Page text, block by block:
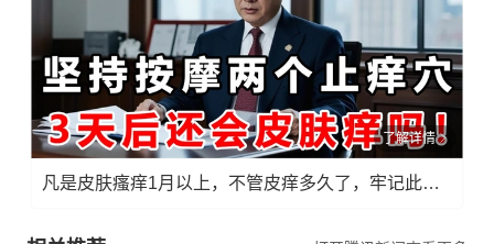
了解详情
凡是皮肤瘙痒1月以上，不管皮痒多久了，牢记此法，快！准！狠！